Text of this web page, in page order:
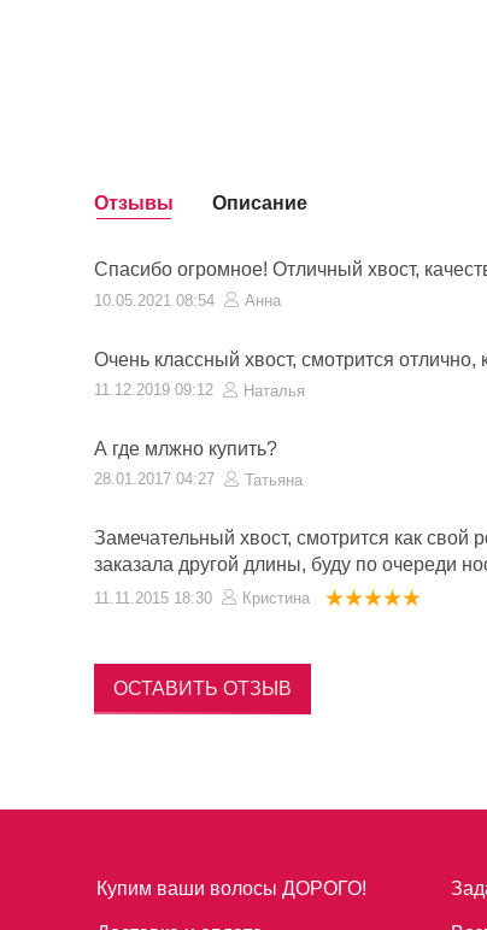
Отзывы
Спасибо огромное! Отличный хвост,
10.05.2021 08:54 Анна
Очень классный хвост, смотрится
11.12.2019 09:12 Наталья
А где млжно купить?
28.01.2017 04:27 Татьяна
Замечательный хвост, смотрится как свой
заказала другой длины, буду по очереди
11.11.2015 18:30 Кристина
ОСТАВИТЬ ОТЗЫВ
Описание
Купим ваши волосы ДОРОГО!